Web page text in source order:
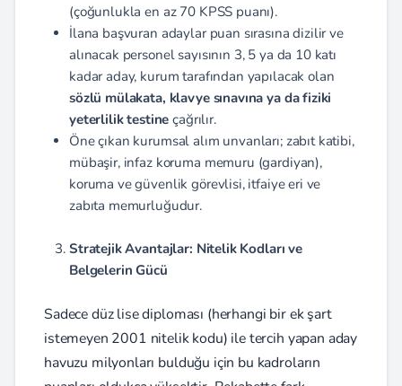
(çoğunlukla en az 70 KPSS puanı).
İlana başvuran adaylar puan sırasına dizilir ve
alınacak personel sayısının 3, 5 ya da 10 katı
kadar aday, kurum tarafından yapılacak olan
sözlü mülakata, klavye sınavına ya da fiziki
yeterlilik testine çağrılır.
Öne çıkan kurumsal alım unvanları; zabıt katibi,
mübaşir, infaz koruma memuru (gardiyan),
koruma ve güvenlik görevlisi, itfaiye eri ve
zabıta memurluğudur.
Stratejik Avantajlar: Nitelik Kodları ve
Belgelerin Gücü
Sadece düz lise diploması (herhangi bir ek şart
istemeyen 2001 nitelik kodu) ile tercih yapan aday
havuzu milyonları bulduğu için bu kadroların